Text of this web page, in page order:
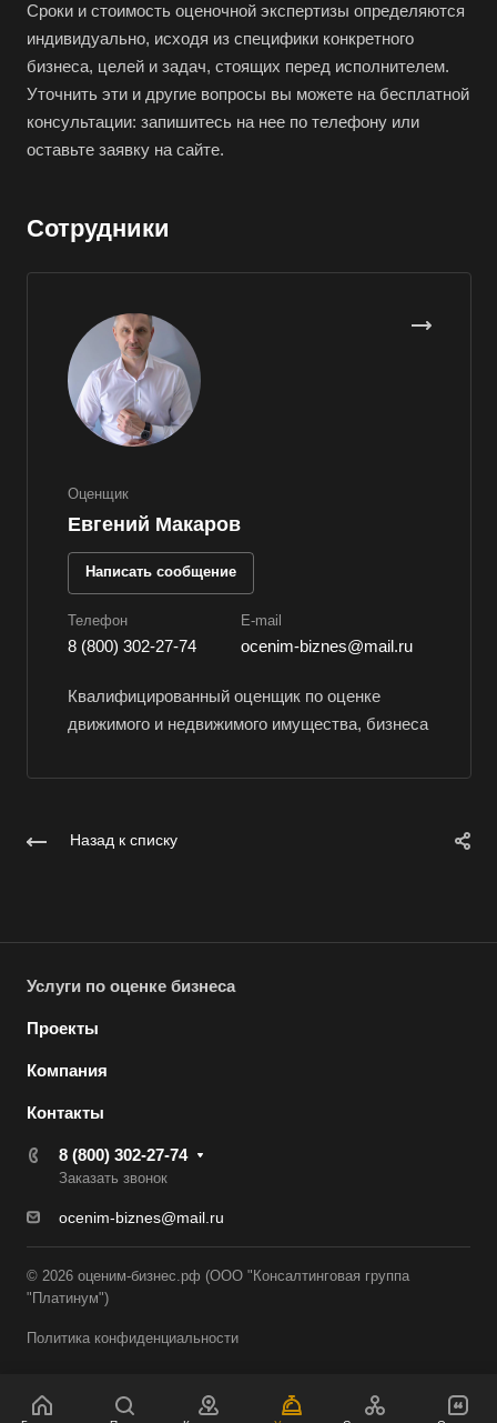
Сроки и стоимость оценочной экспертизы определяются
индивидуально, исходя из специфики конкретного
бизнеса, целей и задач, стоящих перед исполнителем.
Уточнить эти и другие вопросы вы можете на бесплатной
консультации: запишитесь на нее по телефону или
оставьте заявку на сайте.
Сотрудники
Оценщик
Евгений Макаров
Написать сообщение
Телефон
8 (800) 302-27-74
E-mail
ocenim-biznes@mail.ru
Квалифицированный оценщик по оценке
движимого и недвижимого имущества, бизнеса
Назад к списку
Услуги по оценке бизнеса
Проекты
Компания
Контакты
8 (800) 302-27-74
Заказать звонок
ocenim-biznes@mail.ru
© 2026 оценим-бизнес.рф (ООО "Консалтинговая группа
"Платинум")
Политика конфиденциальности
Валдай
Валуйки
Великие Луки
Вельск
Верещагино
Верхний Уфалей
Верхняя Пышма
Верхняя Салда
Видное
Владикавказ
Владимир
Волгоград
Волгодонск
Вологда
Волосово
Вольск
Воткинск
Всеволожск
Выборг
Вязьма
Гатчина
Геленджик
Георгиевск
Горно-Алтайск